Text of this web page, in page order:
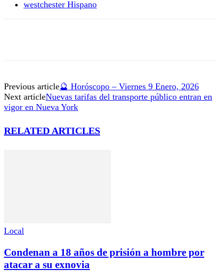
westchester Hispano
Previous article🔮 Horóscopo – Viernes 9 Enero, 2026
Next articleNuevas tarifas del transporte público entran en
vigor en Nueva York
RELATED ARTICLES
Local
Condenan a 18 años de prisión a hombre por
atacar a su exnovia